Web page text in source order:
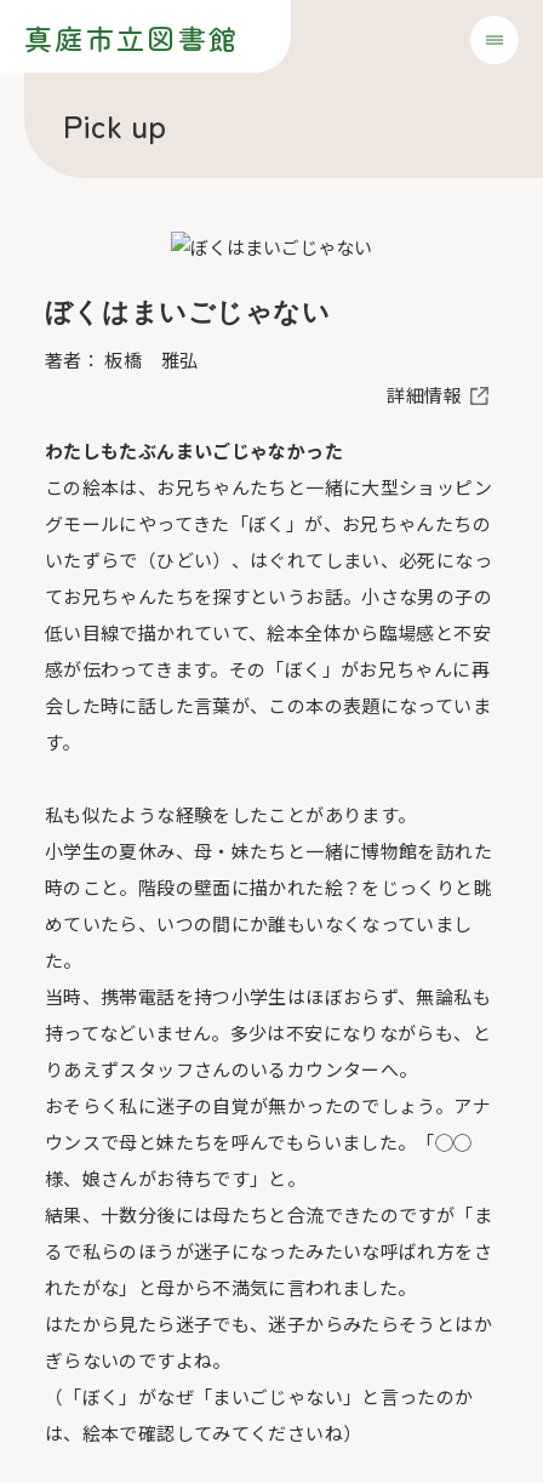
真庭市立図書館
Pick up
ぼくはまいごじゃない
著者： 板橋 雅弘
詳細情報
わたしもたぶんまいごじゃなかった
この絵本は、お兄ちゃんたちと一緒に大型ショッピン
グモールにやってきた「ぼく」が、お兄ちゃんたちの
いたずらで（ひどい）、はぐれてしまい、必死になっ
てお兄ちゃんたちを探すというお話。小さな男の子の
低い目線で描かれていて、絵本全体から臨場感と不安
感が伝わってきます。その「ぼく」がお兄ちゃんに再
会した時に話した言葉が、この本の表題になっていま
す。
私も似たような経験をしたことがあります。
小学生の夏休み、母・妹たちと一緒に博物館を訪れた
時のこと。階段の壁面に描かれた絵？をじっくりと眺
めていたら、いつの間にか誰もいなくなっていまし
た。
当時、携帯電話を持つ小学生はほぼおらず、無論私も
持ってなどいません。多少は不安になりながらも、と
りあえずスタッフさんのいるカウンターへ。
おそらく私に迷子の自覚が無かったのでしょう。アナ
ウンスで母と妹たちを呼んでもらいました。「◯◯
様、娘さんがお待ちです」と。
結果、十数分後には母たちと合流できたのですが「ま
るで私らのほうが迷子になったみたいな呼ばれ方をさ
れたがな」と母から不満気に言われました。
はたから見たら迷子でも、迷子からみたらそうとはか
ぎらないのですよね。
（「ぼく」がなぜ「まいごじゃない」と言ったのか
は、絵本で確認してみてくださいね）